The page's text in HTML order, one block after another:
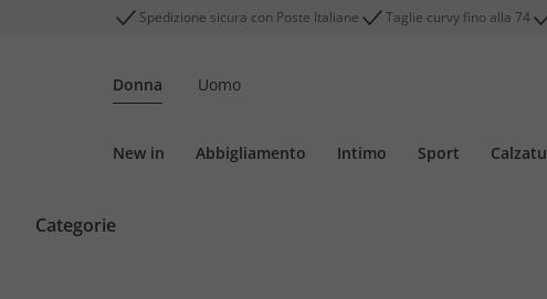
Spedizione sicura con Poste Italiane Taglie curvy fino alla 74
Donna Uomo
New in Abbigliamento Intimo Sport
Categorie